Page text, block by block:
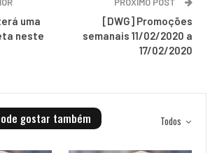
uma
neste
PRÓXIMO POST
[DWG] Promoções
semanais 11/02/2020 a
17/02/2020
Todos
gostar também